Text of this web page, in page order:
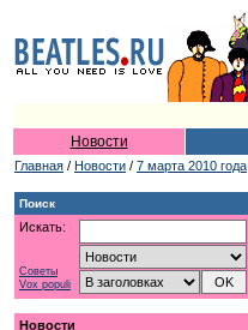
Новости
Главная / Новости / 7 марта 2010 года
Поиск
Искать:
Советы
Vox populi
Новости